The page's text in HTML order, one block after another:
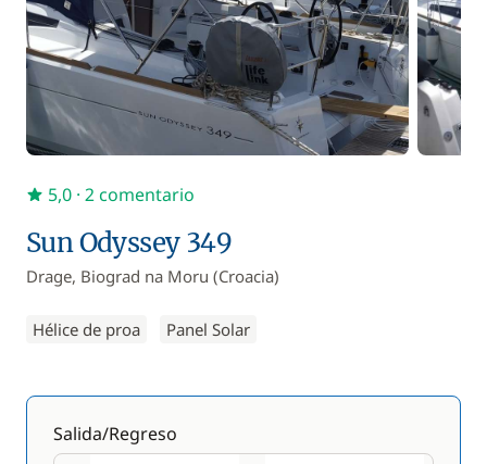
Sun Odyssey 349
Drage, Biograd na Moru (Croacia)
Hélice de proa Panel Solar
5,0 · 2 comentario
Salida/Regreso